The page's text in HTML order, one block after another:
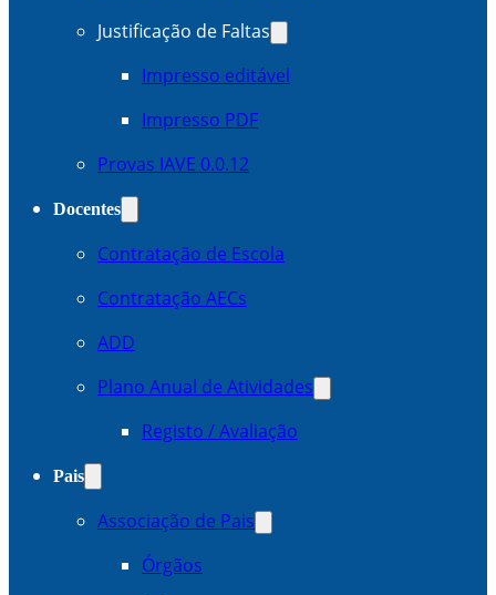
Justificação de Faltas
Impresso editável
Impresso PDF
Provas IAVE 0.0.12
Docentes
Contratação de Escola
Contratação AECs
ADD
Plano Anual de Atividades
Registo / Avaliação
Pais
Associação de Pais
Órgãos